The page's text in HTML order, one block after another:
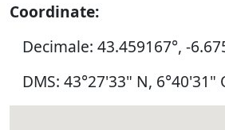
Coordinate:
Decimale: 43.459167°, -
DMS: 43°27'33" N, 6°40'31"